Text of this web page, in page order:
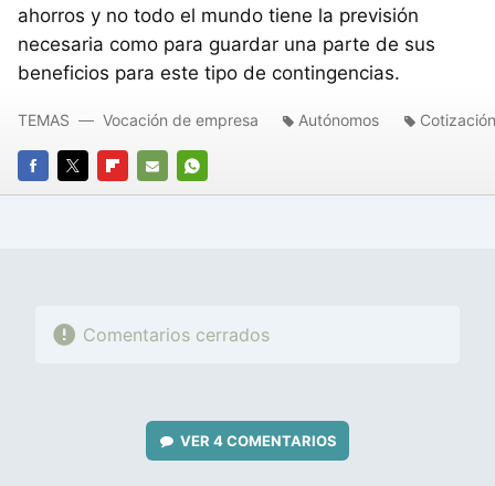
ahorros y no todo el mundo tiene la previsión
necesaria como para guardar una parte de sus
beneficios para este tipo de contingencias.
FACEBOOK
TWITTERFLIPBOARD
E-
WHATSAPP
TEMAS Vocación de empresa Autónomos
Comentarios cerrados
VER 4 COMENTARIOS